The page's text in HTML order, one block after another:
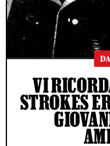
VI
STROKES